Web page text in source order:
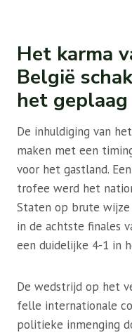
Het karma
België
het
De inhuldiging van
maken met een
voor het gastland.
trofee werd het
Staten op brute
in de achtste finales
een duidelijke 4-1 in
De wedstrijd op het
felle internationale
politieke inmenging